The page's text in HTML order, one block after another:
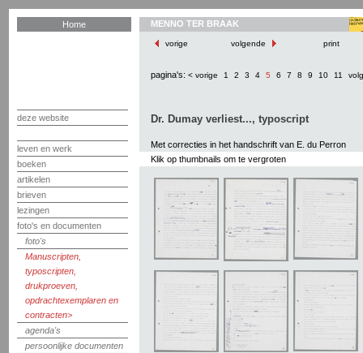
Home
deze website
leven en werk
boeken
artikelen
brieven
lezingen
foto's en documenten
foto's
Manuscripten,
typoscripten,
drukproeven,
opdrachtexemplaren en
contracten
agenda's
persoonlijke documenten
MENNO TER BRAAK
vorige volgende print
pagina's: < vorige 1 2 3 4 5 6 7 8 9 10 11
Dr. Dumay verliest..., typoscript
Met correcties in het handschrift van E. du Perron
Klik op thumbnails om te vergroten